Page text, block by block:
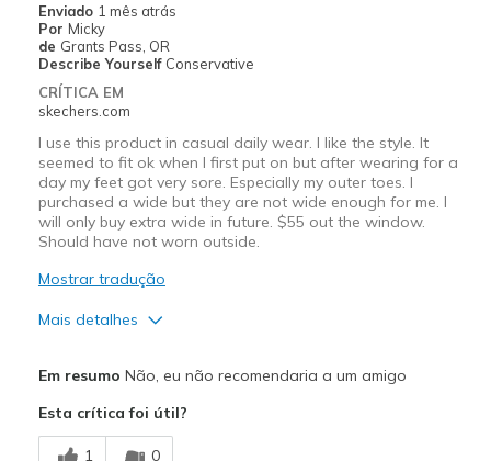
Enviado 1 mês atrás
Por Micky
de Grants Pass, OR
Describe Yourself Conservative
CRÍTICA EM
skechers.com
I use this product in casual daily wear. I like the style. It
seemed to fit ok when I first put on but after wearing for a
day my feet got very sore. Especially my outer toes. I
purchased a wide but they are not wide enough for me. I
will only buy extra wide in future. $55 out the window.
Should have not worn outside.
Mostrar tradução
Mais detalhes
Breathe Well
Em resumo Não, eu não recomendaria a um amigo
Esta crítica foi útil?
1 0